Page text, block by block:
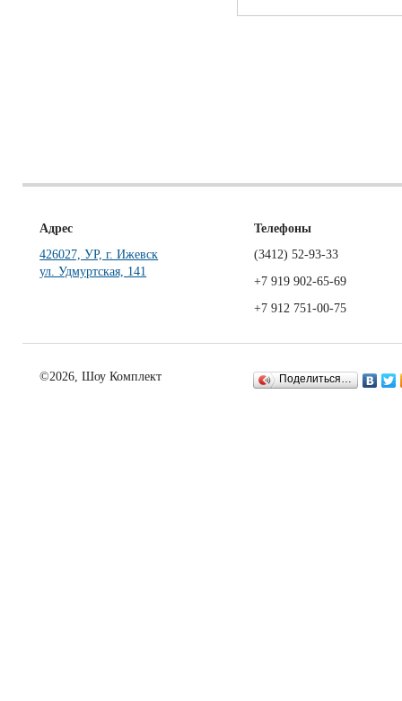
Адрес
426027, УР, г. Ижевск
ул. Удмуртская, 141
Телефоны
(3412) 52-93-33
+7 919 902-65-69
+7 912 751-00-75
©2026, Шоу Комплект Поделиться…